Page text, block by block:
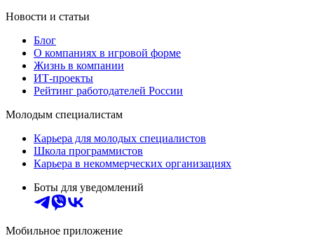
Новости и статьи
Блог
О компаниях в игровой форме
Жизнь в компании
ИТ-проекты
Рейтинг работодателей России
Молодым специалистам
Карьера для молодых специалистов
Школа программистов
Карьера в некоммерческих организациях
Боты для уведомлений
Мобильное приложение